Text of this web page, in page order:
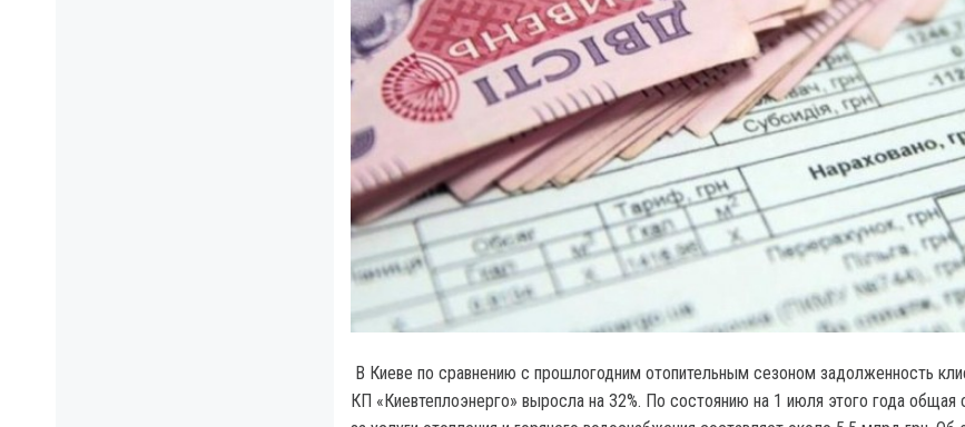
В Киеве по сравнению с прошлогодним отопительным сезоном задолженность
КП «Киевтеплоэнерго» выросла на 32%. По состоянию на 1 июля этого года общая